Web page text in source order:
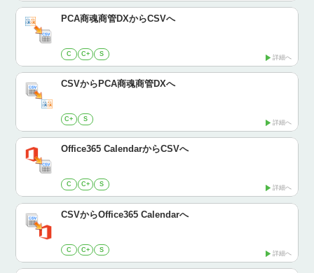
PCA商魂商管DXからCSVへ
C C+ S 詳細へ
CSVからPCA商魂商管DXへ
C+ S 詳細へ
Office365 CalendarからCSVへ
C C+ S 詳細へ
CSVからOffice365 Calendarへ
C C+ S 詳細へ